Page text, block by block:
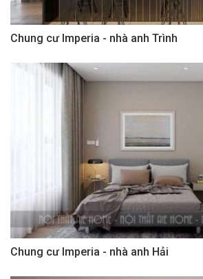
Chung cư Imperia - nhà anh Trình
Chung cư Imperia - nhà anh Hải